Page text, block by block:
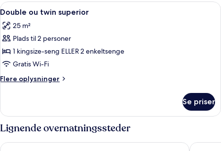
Indlæs
alle
billeder
af
Double
ou
twin
superior
Et moderne hotelværelse med en
2
Double ou twin superior
25 m²
Plads til 2 personer
1 kingsize-seng ELLER 2 enkeltsenge
Gratis Wi-Fi
Flere oplysninger
Flere
ou
superior
Se priser
Lignende overnatningssteder
Hôtel Alparena & Spa MGM